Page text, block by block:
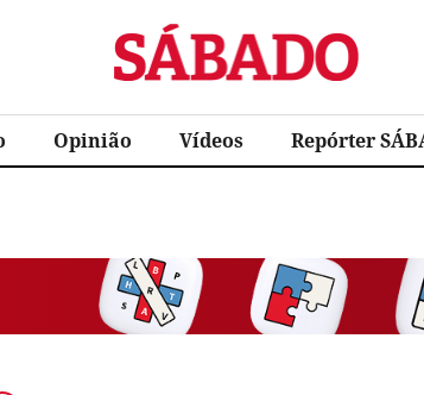
Sábado
Opinião Vídeos Repórter